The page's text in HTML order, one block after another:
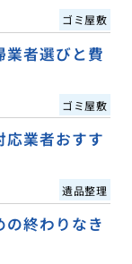
ゴミ屋敷
業者選びと費
ゴミ屋敷
応業者おすす
遺品整理
の終わりなき